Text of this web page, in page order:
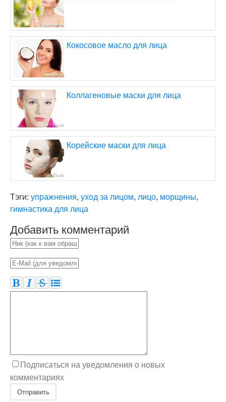
Кокосовое масло для лица
Коллагеновые маски для лица
Корейские маски для лица
Тэги: упражнения, уход за лицом, лицо, морщины,
гимнастика для лица
Добавить комментарий
Подписаться на уведомления о новых
комментариях
Отправить